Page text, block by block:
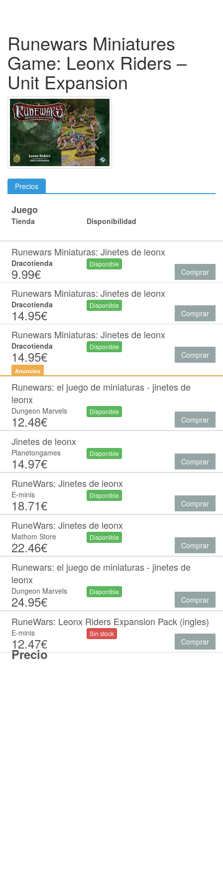
Runewars Miniatures
Game: Leonx Riders –
Unit Expansion
Precios
Juego
Tienda
Precio
Disponibilidad
Runewars Miniaturas: Jinetes de leonx
Dracotienda
9.99€
Disponible
Comprar
Runewars Miniaturas: Jinetes de leonx
Dracotienda
14.95€
Disponible
Comprar
Runewars Miniaturas: Jinetes de leonx
Dracotienda
14.95€
Disponible
Comprar
Anuncios
Runewars: el juego de miniaturas - jinetes de
leonx
Dungeon Marvels
12.48€
Disponible
Comprar
Jinetes de leonx
Planetongames
14.97€
Disponible
Comprar
RuneWars: Jinetes de leonx
E-minis
18.71€
Disponible
Comprar
RuneWars: Jinetes de leonx
Mathom Store
22.46€
Disponible
Comprar
Runewars: el juego de miniaturas - jinetes de
leonx
Dungeon Marvels
24.95€
Disponible
Comprar
RuneWars: Leonx Riders Expansion Pack (ingles)
E-minis
12.47€
Sin stock
Comprar